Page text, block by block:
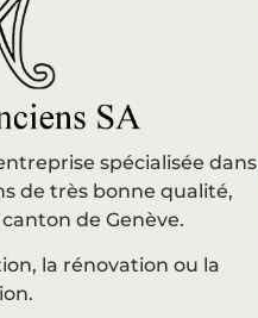
spécialisée dans
de très bonne qualité,
de Genève.
la rénovation ou la